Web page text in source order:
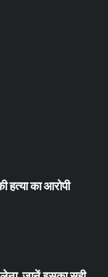
का आरोपी